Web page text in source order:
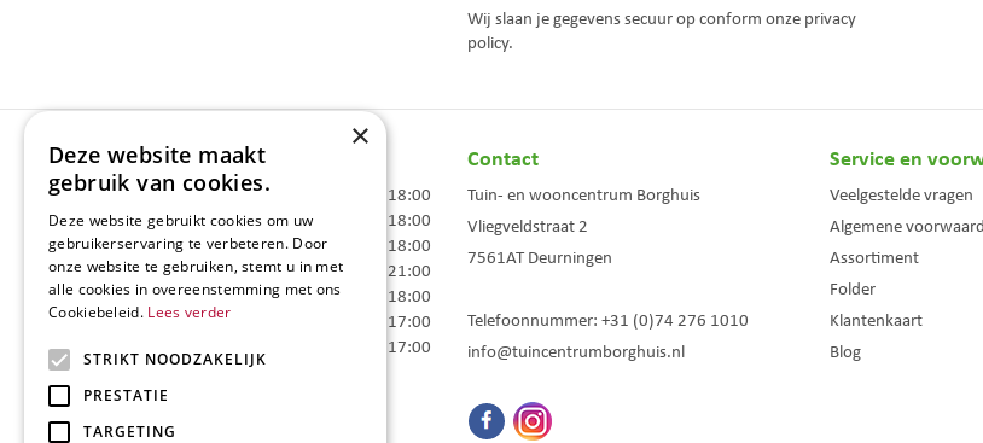
Wij slaan je gegevens secuur op conform onze privacy
policy.
Openingstijden
Maandag
09:00 - 18:00
Dinsdag
09:00 - 18:00
Woensdag
09:00 - 18:00
Donderdag
09:00 - 21:00
Vrijdag
09:00 - 18:00
Zaterdag
09:00 - 17:00
10:00 - 17:00
Toon alle openingstijden
Contact
Tuin- en wooncentrum Borghuis
Vliegveldstraat 2
7561AT Deurningen
Telefoonnummer: +31 (0)74 276 1010
info@tuincentrumborghuis.nl
Service en
Veelgestelde vragen
Algemene
Assortiment
Folder
Klantenkaart
Blog
×
Deze website maakt
gebruik van cookies.
Deze website gebruikt cookies om uw
gebruikerservaring te verbeteren. Door
onze website te gebruiken, stemt u in met
alle cookies in overeenstemming met ons
Cookiebeleid. Lees verder
STRIKT NOODZAKELIJK
PRESTATIE
TARGETING